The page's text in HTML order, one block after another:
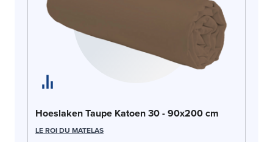
Hoeslaken Taupe Katoen 30 - 90x200 cm
LE ROI DU MATELAS